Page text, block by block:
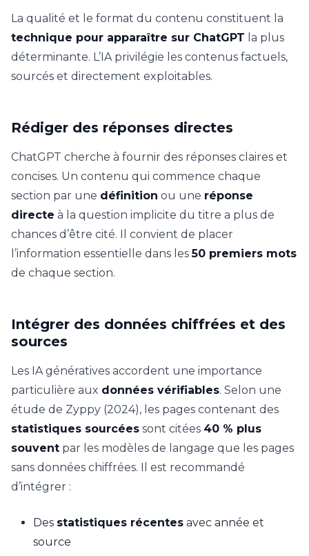
La qualité et le format du contenu constituent la
technique pour apparaître sur ChatGPT la plus
déterminante. L’IA privilégie les contenus factuels,
sourcés et directement exploitables.
Rédiger des réponses directes
ChatGPT cherche à fournir des réponses claires et
concises. Un contenu qui commence chaque
section par une définition ou une réponse
directe à la question implicite du titre a plus de
chances d’être cité. Il convient de placer
l’information essentielle dans les50 premiers mots
de chaque section.
Intégrer des données chiffrées et des
sources
Les IA génératives accordent une importance
particulière aux données vérifiables. Selon une
étude de Zyppy (2024), les pages contenant des
statistiques sourcées sont citées 40 % plus
souvent par les modèles de langage que les pages
sans données chiffrées. Il est recommandé
d’intégrer :
Des statistiques récentes avec année et
source